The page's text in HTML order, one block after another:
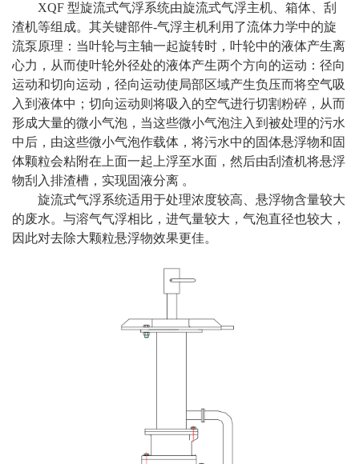
XQF 型旋流式气浮系统由旋流式气浮主机、箱体、刮
渣机等组成。其关键部件-气浮主机利用了流体力学中的旋
流泵原理：当叶轮与主轴一起旋转时，叶轮中的液体产生离
心力，从而使叶轮外径处的液体产生两个方向的运动：径向
运动和切向运动，径向运动使局部区域产生负压而将空气吸
入到液体中；切向运动则将吸入的空气进行切割粉碎，从而
形成大量的微小气泡，当这些微小气泡注入到被处理的污水
中后，由这些微小气泡作载体，将污水中的固体悬浮物和固
体颗粒会粘附在上面一起上浮至水面，然后由刮渣机将悬浮
物刮入排渣槽，实现固液分离 。
旋流式气浮系统适用于处理浓度较高、悬浮物含量较大
的废水。与溶气气浮相比，进气量较大，气泡直径也较大，
因此对去除大颗粒悬浮物效果更佳。